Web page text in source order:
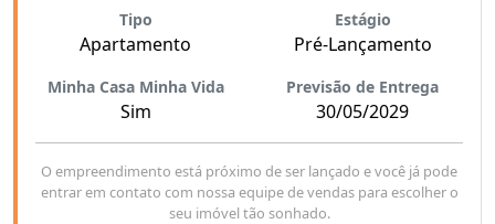
Tipo
Apartamento
Estágio
Pré-Lançamento
Minha Casa Minha Vida
Sim
Previsão de Entrega
30/05/2029
O empreendimento está próximo de ser lançado e você já pode
entrar em contato com nossa equipe de vendas para escolher o
seu imóvel tão sonhado.